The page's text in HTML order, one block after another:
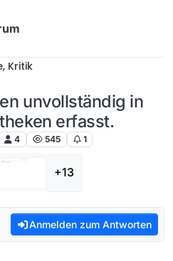
Kritik
unvollständig in
erfasst.
4 545 1
+13
Anmelden zum Antworten